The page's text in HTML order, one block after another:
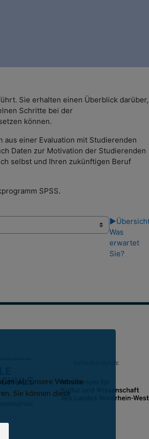
Sie erhalten einen Überblick darüber,
Schritte bei der
können.
aus einer Evaluation mit Studierenden
Daten zur Motivation der Studierenden
selbst und Ihren zukünftigen Beruf
SPSS.
▶︎
Was
erwartet
Sie?
Gefördert durch:
wir unsere Website
Sie können diese